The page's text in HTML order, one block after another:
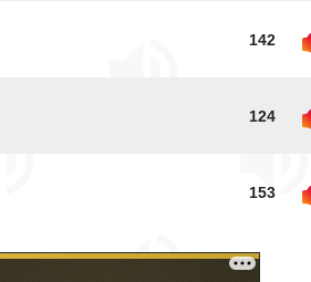
142
124
153